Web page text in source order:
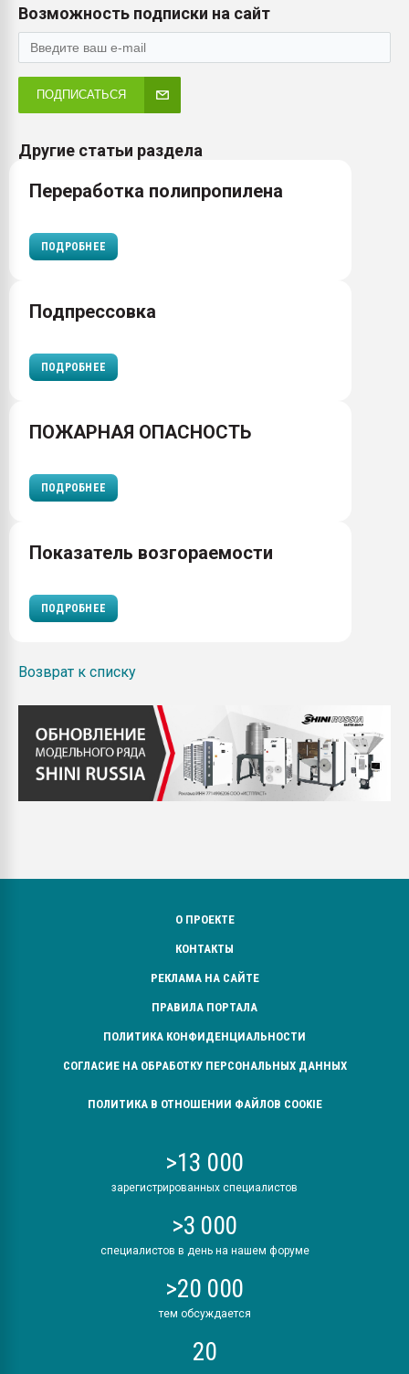
Возможность подписки на сайт
ПОДПИСАТЬСЯ
Другие статьи раздела
Переработка полипропилена
ПОДРОБНЕЕ
Подпрессовка
ПОДРОБНЕЕ
ПОЖАРНАЯ ОПАСНОСТЬ
ПОДРОБНЕЕ
Показатель возгораемости
ПОДРОБНЕЕ
Возврат к списку
О ПРОЕКТЕ
КОНТАКТЫ
РЕКЛАМА НА САЙТЕ
ПРАВИЛА ПОРТАЛА
ПОЛИТИКА КОНФИДЕНЦИАЛЬНОСТИ
СОГЛАСИЕ НА ОБРАБОТКУ ПЕРСОНАЛЬНЫХ ДАННЫХ
ПОЛИТИКА В ОТНОШЕНИИ ФАЙЛОВ COOKIE
>13 000
зарегистрированных специалистов
>3 000
специалистов в день на нашем форуме
>20 000
тем обсуждается
20